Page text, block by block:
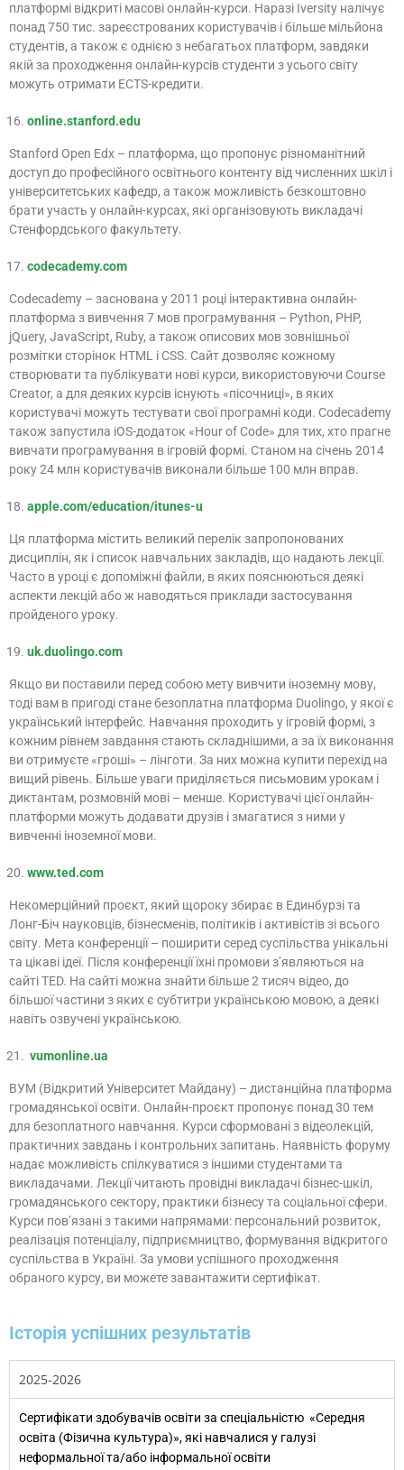
платформі відкриті масові онлайн-курси. Наразі Iversity налічує
понад 750 тис. зареєстрованих користувачів і більше мільйона
студентів, а також є однією з небагатьох платформ, завдяки
якій за проходження онлайн-курсів студенти з усього світу
можуть отримати ECTS-кредити.
online.stanford.edu
Stanford Open Edx – платформа, що пропонує різноманітний
доступ до професійного освітнього контенту від численних шкіл і
університетських кафедр, а також можливість безкоштовно
брати участь у онлайн-курсах, які організовують викладачі
Стенфордського факультету.
codecademy.com
Сodecademy – заснована у 2011 році інтерактивна онлайн-
платформа з вивчення 7 мов програмування – Python, PHP,
jQuery, JavaScript, Ruby, а також описових мов зовнішньої
розмітки сторінок HTML і CSS. Сайт дозволяє кожному
створювати та публікувати нові курси, використовуючи Course
Creator, а для деяких курсів існують «пісочниці», в яких
користувачі можуть тестувати свої програмні коди. Codecademy
також запустила iOS-додаток «Hour of Code» для тих, хто прагне
вивчати програмування в ігровій формі. Станом на січень 2014
року 24 млн користувачів виконали більше 100 млн вправ.
apple.com/education/itunes-u
Ця платформа містить великий перелік запропонованих
дисциплін, як і список навчальних закладів, що надають лекції.
Часто в уроці є допоміжні файли, в яких пояснюються деякі
аспекти лекцій або ж наводяться приклади застосування
пройденого уроку.
uk.duolingo.com
Якщо ви поставили перед собою мету вивчити іноземну мову,
тоді вам в пригоді стане безоплатна платформа Duolingo, у якої є
український інтерфейс. Навчання проходить у ігровій формі, з
кожним рівнем завдання стають складнішими, а за їх виконання
ви отримуєте «гроші» – лінготи. За них можна купити перехід на
вищий рівень. Більше уваги приділяється письмовим урокам і
диктантам, розмовній мові – менше. Користувачі цієї онлайн-
платформи можуть додавати друзів і змагатися з ними у
вивченні іноземної мови.
www.ted.com
Некомерційний проєкт, який щороку збирає в Единбурзі та
Лонг-Біч науковців, бізнесменів, політиків і активістів зі всього
світу. Мета конференції – поширити серед суспільства унікальні
та цікаві ідеї. Після конференції їхні промови з’являються на
сайті TED. На сайті можна знайти більше 2 тисяч відео, до
більшої частини з яких є субтитри українською мовою, а деякі
навіть озвучені українською.
vumonline.ua
ВУМ (Відкритий Університет Майдану) – дистанційна платформа
громадянської освіти. Онлайн-проєкт пропонує понад 30 тем
для безоплатного навчання. Курси сформовані з відеолекцій,
практичних завдань і контрольних запитань. Наявність форуму
надає можливість спілкуватися з іншими студентами та
викладачами. Лекції читають провідні викладачі бізнес-шкіл,
громадянського сектору, практики бізнесу та соціальної сфери.
Курси пов’язані з такими напрямами: персональний розвиток,
реалізація потенціалу, підприємництво, формування відкритого
суспільства в Україні. За умови успішного проходження
обраного курсу, ви можете завантажити сертифікат.
Історія успішних результатів
2025-2026
Сертифікати здобувачів освіти за спеціальністю «Середня
освіта (Фізична культура)», які навчалися у галузі
неформальної та/або інформальної освіти